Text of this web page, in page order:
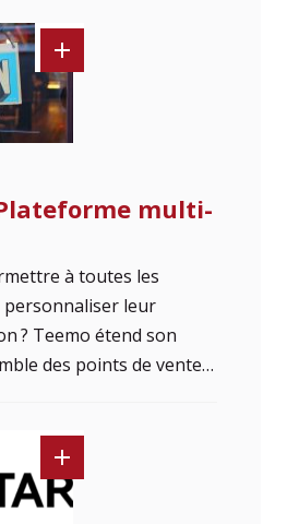
multi-
à toutes les
personnaliser leur
? Teemo étend son
des points de vente…